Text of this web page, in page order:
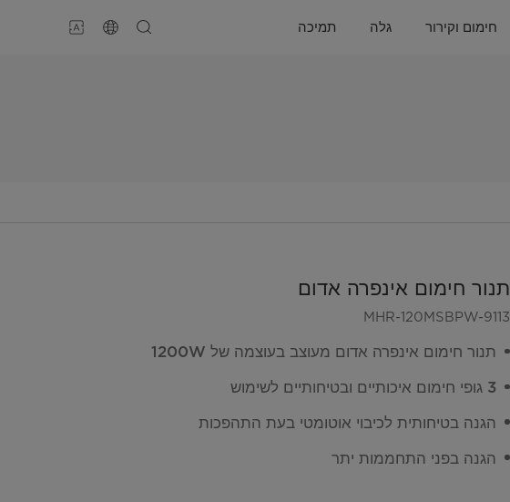
חימום וקירור גלה תמיכה
תנור חימום אינפרה אדום
MHR-120MSBPW-9113
תנור חימום אינפרה אדום מעוצב בעוצמה של 1200W
3 גופי חימום איכותיים ובטיחותיים לשימוש
הגנה בטיחותית לכיבוי אוטומטי בעת התהפכות
הגנה בפני התחממות יתר